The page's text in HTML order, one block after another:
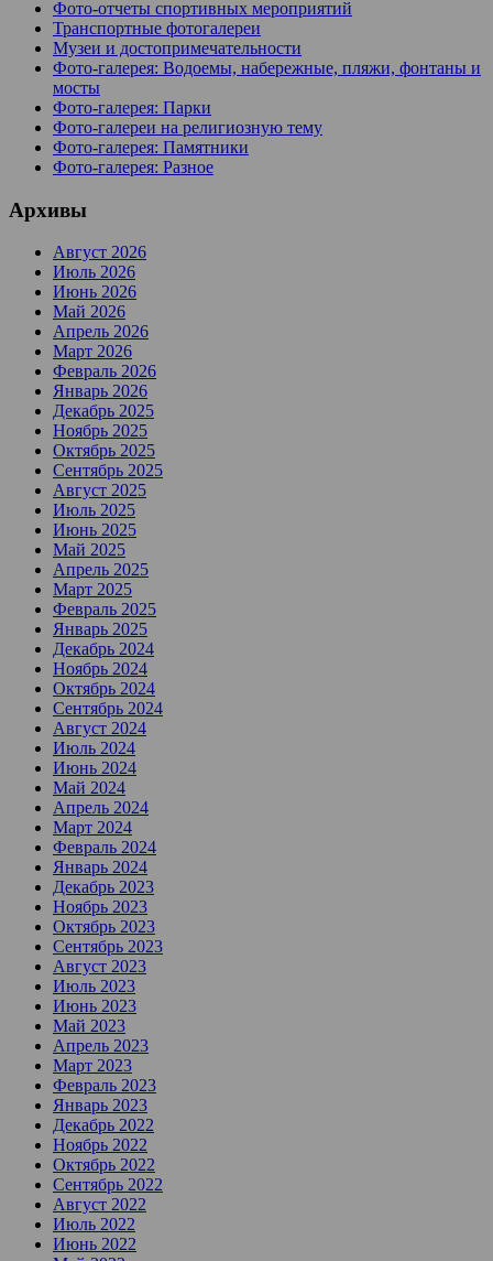
Фото-отчеты спортивных мероприятий
Транспортные фотогалереи
Музеи и достопримечательности
Фото-галерея: Водоемы, набережные, пляжи, фонтаны и
мосты
Фото-галерея: Парки
Фото-галереи на религиозную тему
Фото-галерея: Памятники
Фото-галерея: Разное
Архивы
Август 2026
Июль 2026
Июнь 2026
Май 2026
Апрель 2026
Март 2026
Февраль 2026
Январь 2026
Декабрь 2025
Ноябрь 2025
Октябрь 2025
Сентябрь 2025
Август 2025
Июль 2025
Июнь 2025
Май 2025
Апрель 2025
Март 2025
Февраль 2025
Январь 2025
Декабрь 2024
Ноябрь 2024
Октябрь 2024
Сентябрь 2024
Август 2024
Июль 2024
Июнь 2024
Май 2024
Апрель 2024
Март 2024
Февраль 2024
Январь 2024
Декабрь 2023
Ноябрь 2023
Октябрь 2023
Сентябрь 2023
Август 2023
Июль 2023
Июнь 2023
Май 2023
Апрель 2023
Март 2023
Февраль 2023
Январь 2023
Декабрь 2022
Ноябрь 2022
Октябрь 2022
Сентябрь 2022
Август 2022
Июль 2022
Июнь 2022